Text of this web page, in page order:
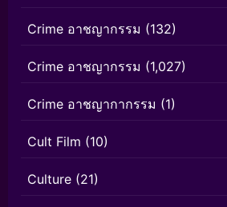
Crime อาชญากรรม (132)
Crime อาชญากรรม (1,027)
Crime อาชญากากรรม (1)
Cult Film (10)
Culture (21)